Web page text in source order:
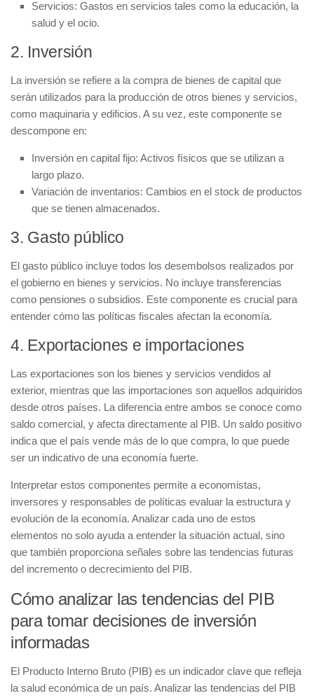
Servicios: Gastos en servicios tales como la educación, la
salud y el ocio.
2. Inversión
La inversión se refiere a la compra de bienes de capital que
serán utilizados para la producción de otros bienes y servicios,
como maquinaria y edificios. A su vez, este componente se
descompone en:
Inversión en capital fijo: Activos físicos que se utilizan a
largo plazo.
Variación de inventarios: Cambios en el stock de productos
que se tienen almacenados.
3. Gasto público
El gasto público incluye todos los desembolsos realizados por
el gobierno en bienes y servicios. No incluye transferencias
como pensiones o subsidios. Este componente es crucial para
entender cómo las políticas fiscales afectan la economía.
4. Exportaciones e importaciones
Las exportaciones son los bienes y servicios vendidos al
exterior, mientras que las importaciones son aquellos adquiridos
desde otros países. La diferencia entre ambos se conoce como
saldo comercial, y afecta directamente al PIB. Un saldo positivo
indica que el país vende más de lo que compra, lo que puede
ser un indicativo de una economía fuerte.
Interpretar estos componentes permite a economistas,
inversores y responsables de políticas evaluar la estructura y
evolución de la economía. Analizar cada uno de estos
elementos no solo ayuda a entender la situación actual, sino
que también proporciona señales sobre las tendencias futuras
del incremento o decrecimiento del PIB.
Cómo analizar las tendencias del PIB
para tomar decisiones de inversión
informadas
El Producto Interno Bruto (PIB) es un indicador clave que refleja
la salud económica de un país. Analizar las tendencias del PIB